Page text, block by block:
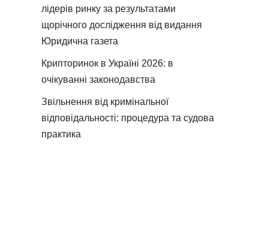
лідерів ринку за результатами
щорічного дослідження від видання
Юридична газета
Крипторинок в Україні 2026: в
очікуванні законодавства
Звільнення від кримінальної
відповідальності: процедура та судова
практика